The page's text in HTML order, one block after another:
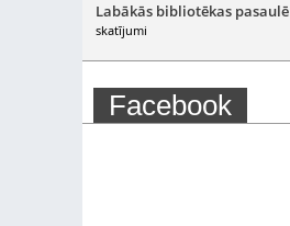
Labākās bibliotēkas pasaulē
skatījumi
Facebook